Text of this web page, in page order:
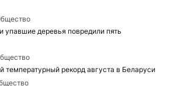
упавшие деревья повредили пять
рекорд августа в Беларуси